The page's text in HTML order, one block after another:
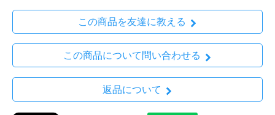
この商品を友達に教える
この商品について問い合わせる
返品について